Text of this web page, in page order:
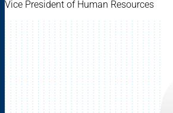
Vice President of Human Resources